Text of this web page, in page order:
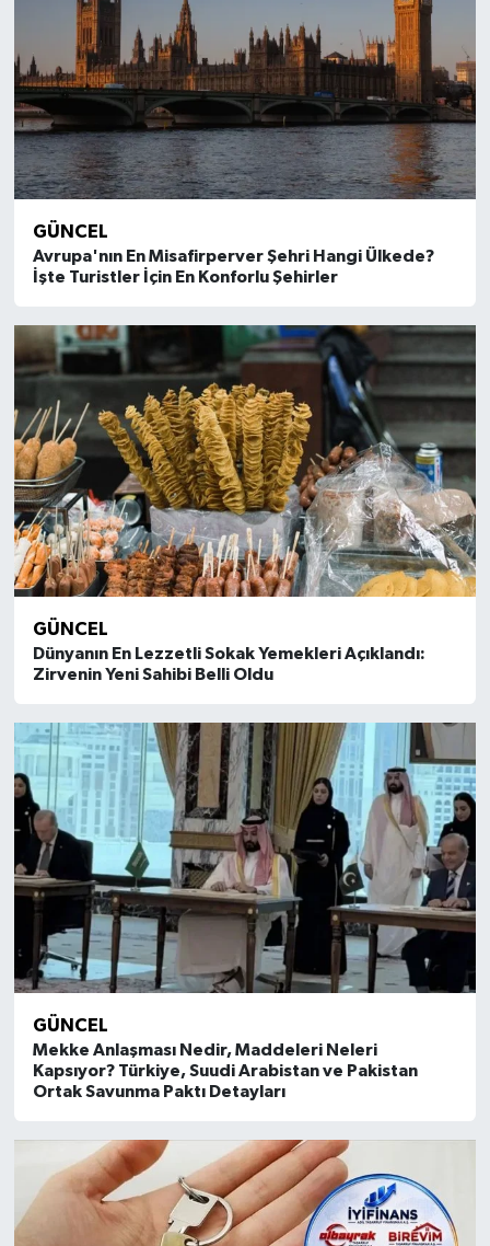
GÜNCEL
Avrupa'nın En Misafirperver Şehri Hangi Ülkede?
İşte Turistler İçin En Konforlu Şehirler
GÜNCEL
Dünyanın En Lezzetli Sokak Yemekleri Açıklandı:
Zirvenin Yeni Sahibi Belli Oldu
GÜNCEL
Mekke Anlaşması Nedir, Maddeleri Neleri
Kapsıyor? Türkiye, Suudi Arabistan ve Pakistan
Ortak Savunma Paktı Detayları